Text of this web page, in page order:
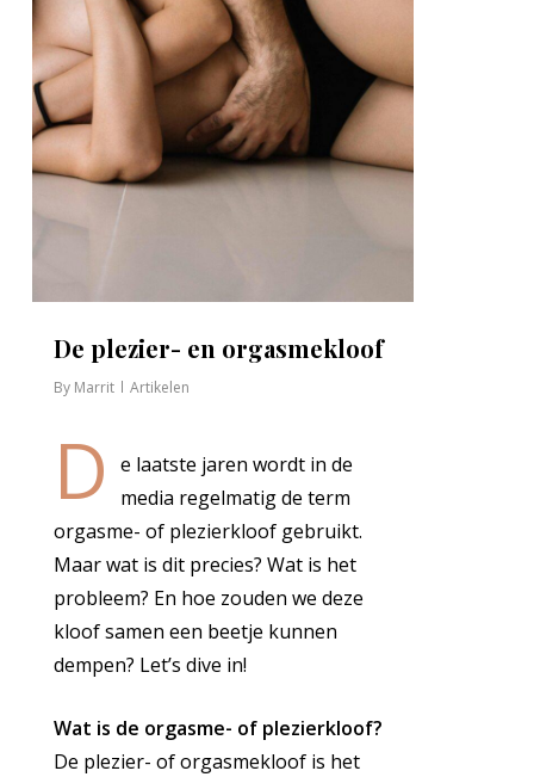
De plezier- en orgasmekloof
By Marrit Artikelen
D
e laatste jaren wordt in de
media regelmatig de term
orgasme- of plezierkloof gebruikt.
Maar wat is dit precies? Wat is het
probleem? En hoe zouden we deze
kloof samen een beetje kunnen
dempen? Let’s dive in!
Wat is de orgasme- of plezierkloof?
De plezier- of orgasmekloof is het